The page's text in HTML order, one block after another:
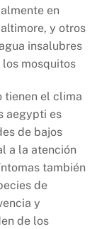
en
y otros
insalubres
mosquitos
tienen el clima
aegypti es
de bajos
a la atención
también
de
y
de los